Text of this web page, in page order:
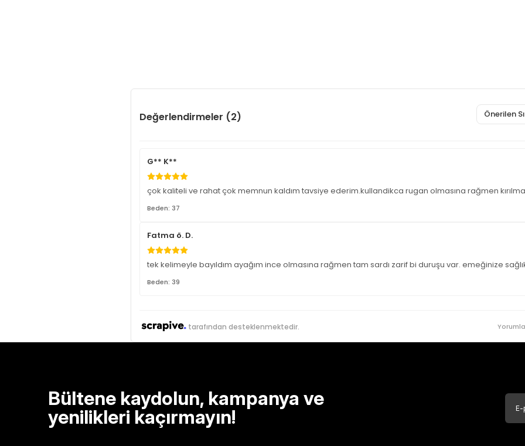
Değerlendirmeler (2) Önerilen
G** K**
çok kaliteli ve rahat çok memnun kaldım tavsiye ederim.kullandikca rugan olmasına rağmen
Beden: 37
Fatma ö. D.
tek kelimeyle bayıldım ayağım ince olmasına rağmen tam sardı zarif bi duruşu var. emeğinize
Beden: 39
tarafından desteklenmektedir.
Bültene kaydolun, kampanya ve
yenilikleri kaçırmayın!